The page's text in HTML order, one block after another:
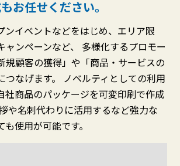
お任せください。
ンイベントなどをはじめ、エリア限
ャンペーンなど、 多様化するプロモー
規顧客の獲得」や「商品・サービスの
つなげます。 ノベルティとしての利用
社商品のパッケージを可変印刷で作成
や名刺代わりに活用するなど強力な
使用が可能です。